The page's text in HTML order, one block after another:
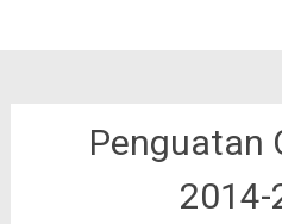
Penguatan
2014-